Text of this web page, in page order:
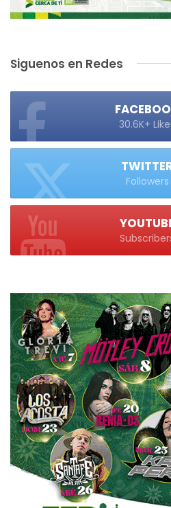
Siguenos en Redes
30.6K+
Followers